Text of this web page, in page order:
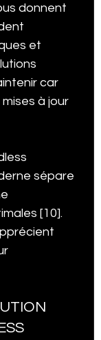
donnent
et
car
à jour
sépare
[10].